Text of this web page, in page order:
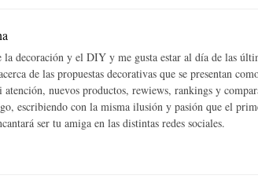
la decoración y el DIY y me gusta estar al día de las
de las propuestas decorativas que se presentan
atención, nuevos productos, rewiews, rankings y
escribiendo con la misma ilusión y pasión que el
ser tu amiga en las distintas redes sociales.